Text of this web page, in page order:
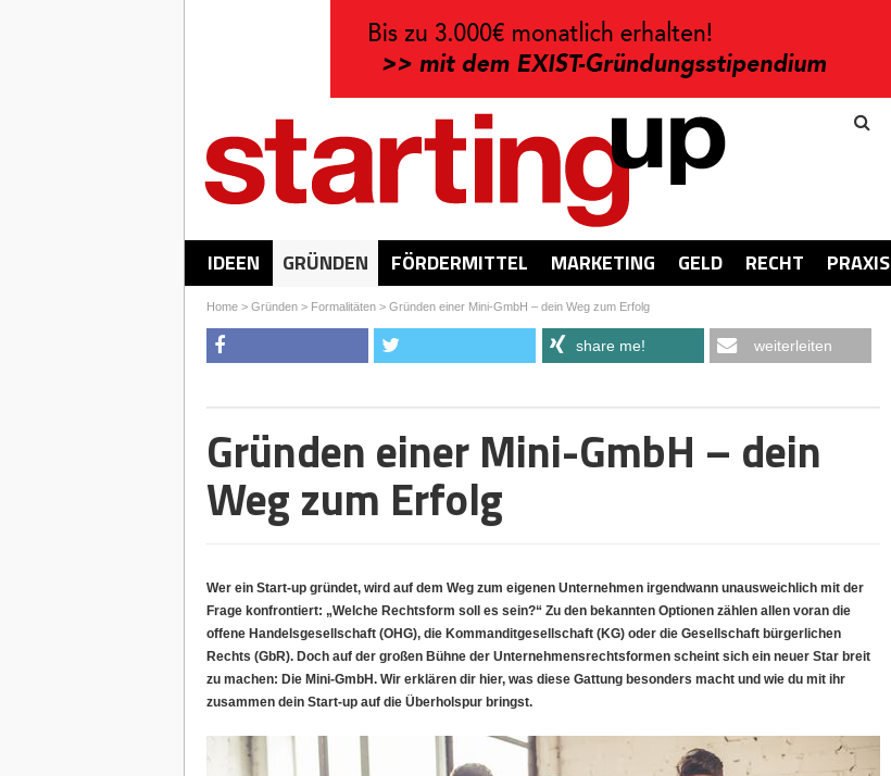
IDEEN GRÜNDEN FÖRDERMITTEL MARKETING GELD RECHT PRAXIS
Home> Gründen> Formalitäten> Gründen einer Mini-GmbH – dein Weg zum Erfolg
share me! weiterleiten
Gründen einer Mini-GmbH – dein
Weg zum Erfolg
Wer ein Start-up gründet, wird auf dem Weg zum eigenen Unternehmen irgendwann unausweichlich mit der
Frage konfrontiert: „Welche Rechtsform soll es sein?“ Zu den bekannten Optionen zählen allen voran die
offene Handelsgesellschaft (OHG), die Kommanditgesellschaft (KG) oder die Gesellschaft bürgerlichen
Rechts (GbR). Doch auf der großen Bühne der Unternehmensrechtsformen scheint sich ein neuer Star breit
zu machen: Die Mini-GmbH. Wir erklären dir hier, was diese Gattung besonders macht und wie du mit ihr
zusammen dein Start-up auf die Überholspur bringst.